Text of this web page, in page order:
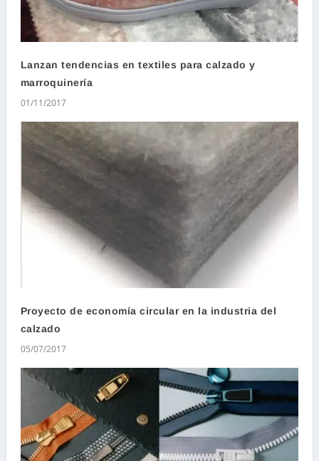
Lanzan tendencias en textiles para calzado y
marroquinería
01/11/2017
Proyecto de economía circular en la industria del
calzado
05/07/2017